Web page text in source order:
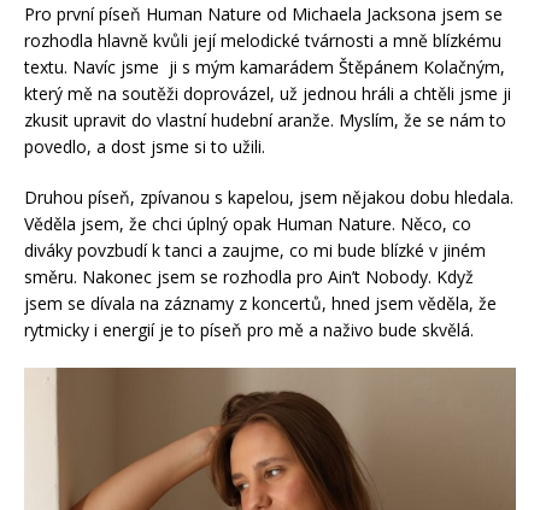
Pro první píseň Human Nature od Michaela Jacksona jsem se
rozhodla hlavně kvůli její melodické tvárnosti a mně blízkému
textu. Navíc jsme ji s mým kamarádem Štěpánem Kolačným,
který mě na soutěži doprovázel, už jednou hráli a chtěli jsme ji
zkusit upravit do vlastní hudební aranže. Myslím, že se nám to
povedlo, a dost jsme si to užili.
Druhou píseň, zpívanou s kapelou, jsem nějakou dobu hledala.
Věděla jsem, že chci úplný opak Human Nature. Něco, co
diváky povzbudí k tanci a zaujme, co mi bude blízké v jiném
směru. Nakonec jsem se rozhodla pro Ain’t Nobody. Když
jsem se dívala na záznamy z koncertů, hned jsem věděla, že
rytmicky i energií je to píseň pro mě a naživo bude skvělá.